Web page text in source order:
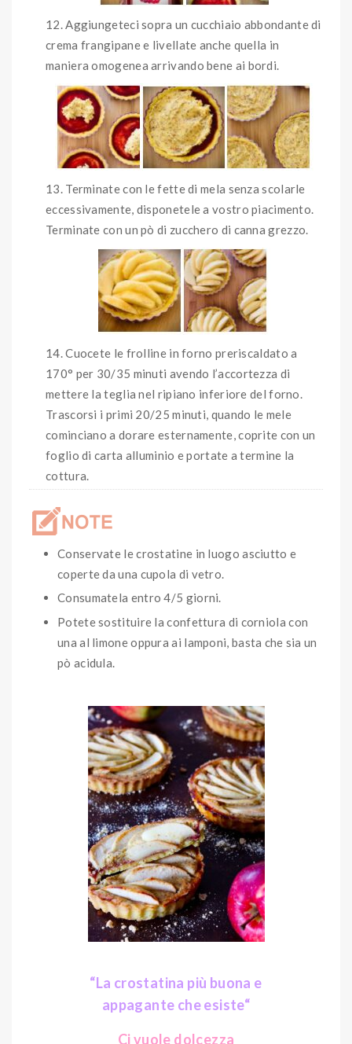
Aggiungeteci sopra un cucchiaio abbondante di
crema frangipane e livellate anche quella in
maniera omogenea arrivando bene ai bordi.
Terminate con le fette di mela senza scolarle
eccessivamente, disponetele a vostro piacimento.
Terminate con un pò di zucchero di canna grezzo.
Cuocete le frolline in forno preriscaldato a
170° per 30/35 minuti avendo l’accortezza di
mettere la teglia nel ripiano inferiore del forno.
Trascorsi i primi 20/25 minuti, quando le mele
cominciano a dorare esternamente, coprite con un
foglio di carta alluminio e portate a termine la
cottura.
Conservate le crostatine in luogo asciutto e
coperte da una cupola di vetro.
Consumatela entro 4/5 giorni.
Potete sostituire la confettura di corniola con
una al limone oppura ai lamponi, basta che sia un
pò acidula.
“La crostatina più buona e
appagante che esiste“
Ci vuole dolcezza